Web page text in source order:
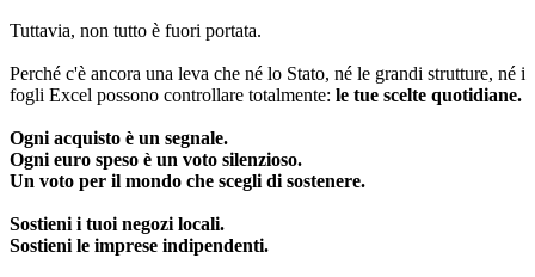
Tuttavia, non tutto è fuori portata.
Perché c'è ancora una leva che né lo Stato, né le grandi strutture, né i
fogli Excel possono controllare totalmente: le tue scelte quotidiane.
Ogni acquisto è un segnale.
Ogni euro speso è un voto silenzioso.
Un voto per il mondo che scegli di sostenere.
Sostieni i tuoi negozi locali.
Sostieni le imprese indipendenti.